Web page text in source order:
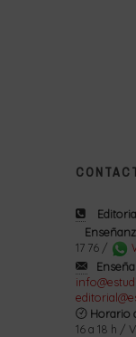
17 76 /
Horario
16 a 18 h /